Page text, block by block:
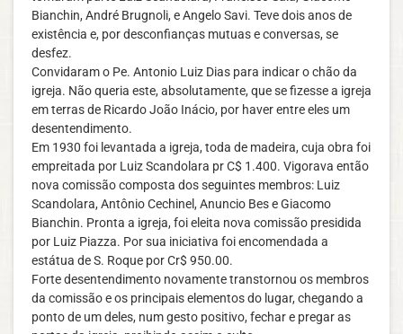
Bianchin, André Brugnoli, e Angelo Savi. Teve dois anos de
existência e, por desconfianças mutuas e conversas, se
desfez.
Convidaram o Pe. Antonio Luiz Dias para indicar o chão da
igreja. Não queria este, absolutamente, que se fizesse a igreja
em terras de Ricardo João Inácio, por haver entre eles um
desentendimento.
Em 1930 foi levantada a igreja, toda de madeira, cuja obra foi
empreitada por Luiz Scandolara pr C$ 1.400. Vigorava então
nova comissão composta dos seguintes membros: Luiz
Scandolara, Antônio Cechinel, Anuncio Bes e Giacomo
Bianchin. Pronta a igreja, foi eleita nova comissão presidida
por Luiz Piazza. Por sua iniciativa foi encomendada a
estátua de S. Roque por Cr$ 950.00.
Forte desentendimento novamente transtornou os membros
da comissão e os principais elementos do lugar, chegando a
ponto de um deles, num gesto positivo, fechar e pregar as